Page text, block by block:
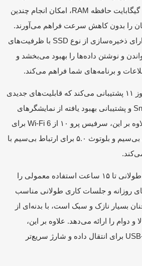
پردازنده‌ها به همراه ۸ یا ۱۶ گیگابایت حافظه RAM، امکان انجام چندین
را بدون کاهش سرعت فراهم می‌آورند.
همچنین، سرفیس پرو ۱۰ دارای ذخیره‌سازی از نوع SSD با ظرفیت‌های
و نوشتن داده‌ها را بهبود می‌بخشد و
و برنامه‌های شما فراهم می‌کند.
این دستگاه همچنین از ویندوز ۱۱ پشتیبانی می‌کند که قابلیت‌های جدیدی
مانند ویجت‌ها، Snap Layouts و پشتیبانی بهبود یافته از نمایشگرهای
خارجی را به همراه دارد. علاوه بر این، سرفیس پرو ۱۰ از Wi-Fi 6 برای
اتصال سریع‌تر به شبکه‌های بی‌سیم و بلوتوث ۵.۰ برای ارتباط بی‌سیم با
باتری سرفیس پرو ۱۰ عمر طولانی تا ۱۵ ساعت استفاده معمولی را
روزانه و جلسات کاری طولانی مناسب
نازک و سبک است، با بدنه‌ای از
دوام را ارائه می‌دهد. علاوه بر این،
سرفیس پرو ۱۰ از پورت USB-C برای انتقال داده و شارژ سریع‌تر